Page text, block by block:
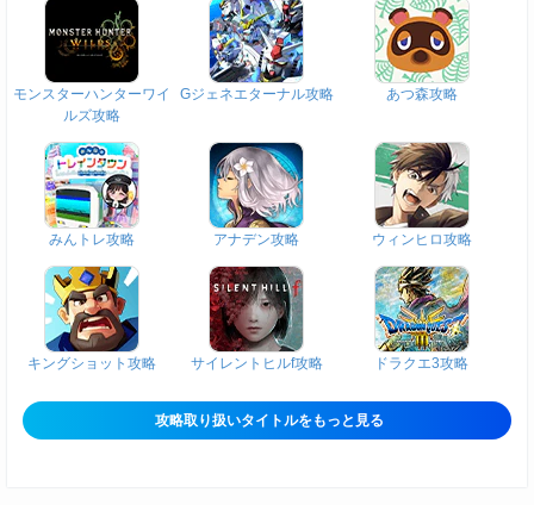
モンスターハンターワイ
ルズ攻略
Gジェネエターナル攻略 あつ森攻略
みんトレ攻略 アナデン攻略 ウィンヒロ攻略
キングショット攻略 サイレントヒルf攻略 ドラクエ3攻略
攻略取り扱いタイトルをもっと見る